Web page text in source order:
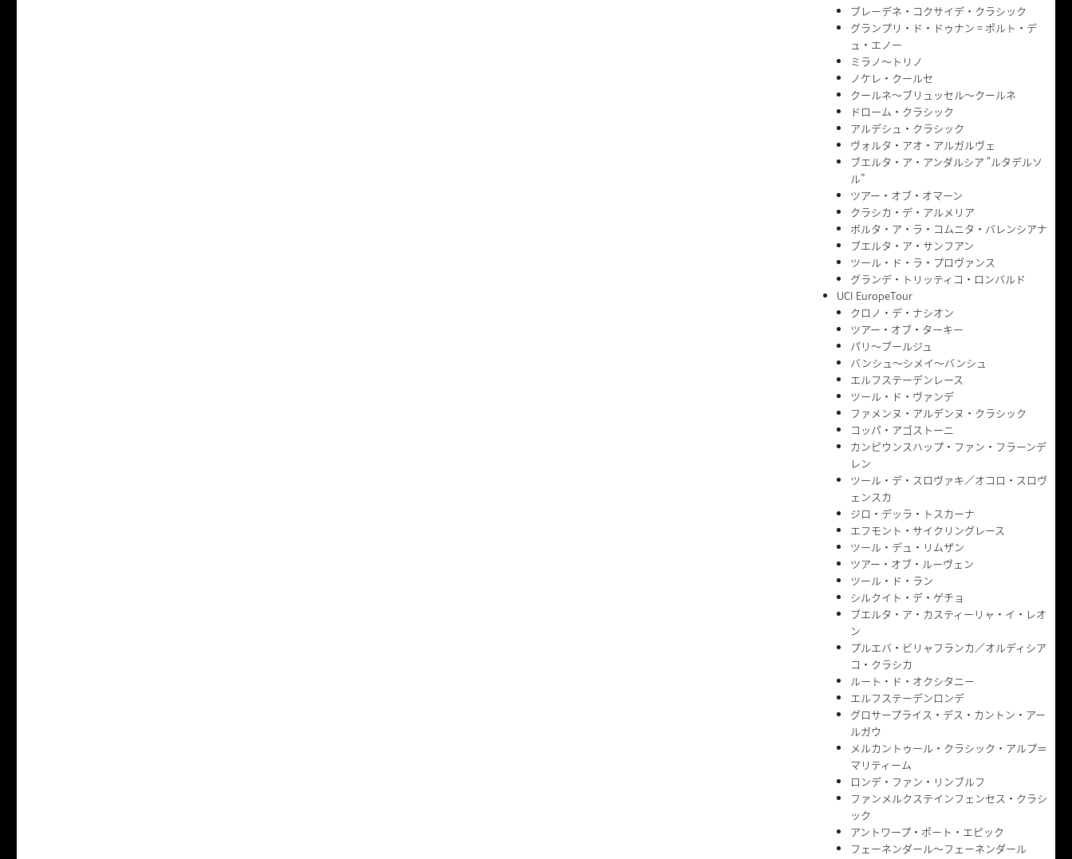
ブレーデネ・コクサイデ・クラシック
グランプリ・ド・ドゥナン = ポルト・デ
ュ・エノー
ミラノ〜トリノ
ノケレ・クールセ
クールネ〜ブリュッセル〜クールネ
ドローム・クラシック
アルデシュ・クラシック
ヴォルタ・アオ・アルガルヴェ
ブエルタ・ア・アンダルシア "ルタデルソ
ル”
ツアー・オブ・オマーン
クラシカ・デ・アルメリア
ボルタ・ア・ラ・コムニタ・バレンシアナ
ブエルタ・ア・サンフアン
ツール・ド・ラ・プロヴァンス
グランデ・トリッティコ・ロンバルド
UCI EuropeTour
クロノ・デ・ナシオン
ツアー・オブ・ターキー
パリ〜ブールジュ
バンシュ〜シメイ〜バンシュ
エルフステーデンレース
ツール・ド・ヴァンデ
ファメンヌ・アルデンヌ・クラシック
コッパ・アゴストーニ
カンピウンスハップ・ファン・フラーンデ
レン
ツール・デ・スロヴァキ／オコロ・スロヴ
ェンスカ
ジロ・デッラ・トスカーナ
エフモント・サイクリングレース
ツール・デュ・リムザン
ツアー・オブ・ルーヴェン
ツール・ド・ラン
シルクイト・デ・ゲチョ
ブエルタ・ア・カスティーリャ・イ・レオ
ン
プルエバ・ビリャフランカ／オルディシア
コ・クラシカ
ルート・ド・オクシタニー
エルフステーデンロンデ
グロサープライス・デス・カントン・アー
ルガウ
メルカントゥール・クラシック・アルプ＝
マリティーム
ロンデ・ファン・リンブルフ
ファンメルクステインフェンセス・クラシ
ック
アントワープ・ポート・エピック
フェーネンダール〜フェーネンダール